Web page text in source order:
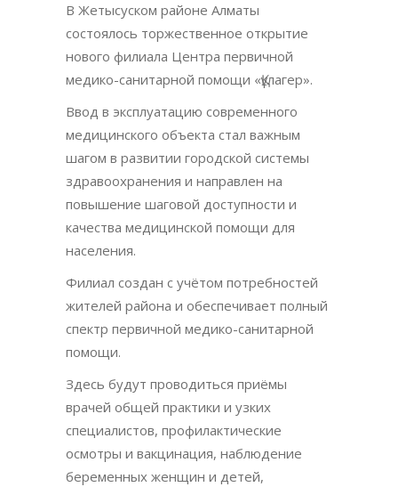
В Жетысуском районе Алматы
состоялось торжественное открытие
нового филиала Центра первичной
медико-санитарной помощи «Құлагер».
Ввод в эксплуатацию современного
медицинского объекта стал важным
шагом в развитии городской системы
здравоохранения и направлен на
повышение шаговой доступности и
качества медицинской помощи для
населения.
Филиал создан с учётом потребностей
жителей района и обеспечивает полный
спектр первичной медико-санитарной
помощи.
Здесь будут проводиться приёмы
врачей общей практики и узких
специалистов, профилактические
осмотры и вакцинация, наблюдение
беременных женщин и детей,